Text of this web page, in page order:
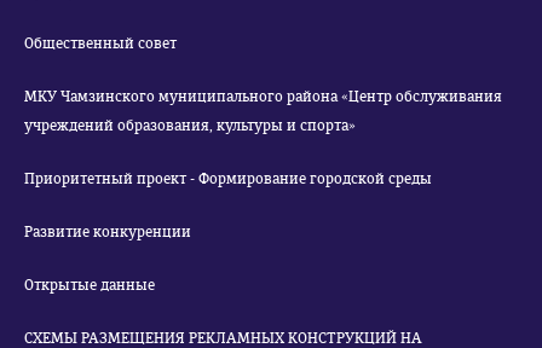
Общественный совет
МКУ Чамзинского муниципального района «Центр обслуживания
учреждений образования, культуры и спорта»
Приоритетный проект - Формирование городской среды
Развитие конкуренции
Открытые данные
СХЕМЫ РАЗМЕЩЕНИЯ РЕКЛАМНЫХ КОНСТРУКЦИЙ НА